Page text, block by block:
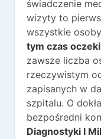
świadczenie
wizyty to
wszystkie
tym czas
zawsze liczba
rzeczywistym
zapisanych w
szpitalu. O
bezpośredni
Diagnostyki I